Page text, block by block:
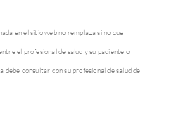
en el sitio web no remplaza si no que
el profesional de salud y su paciente o
debe consultar con su profesional de salud de